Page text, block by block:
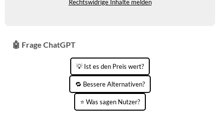
OUTDOOR-SCHUHE
PANTOLETTEN
Rechtswidrige Inhalte melden
🤖 Frage ChatGPT
💡 Ist es den Preis wert?
🔁 Bessere Alternativen?
⭐ Was sagen Nutzer?